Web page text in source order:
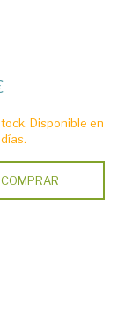
Disponible en
COMPRAR